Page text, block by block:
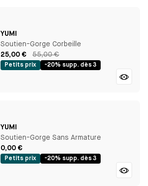
YUMI
Soutien-Gorge Corbeille
25,00 €
55,00 €
Petits prix -20% supp. dès 3
YUMI
Soutien-Gorge Sans Armature
0,00 €
Petits prix -20% supp. dès 3